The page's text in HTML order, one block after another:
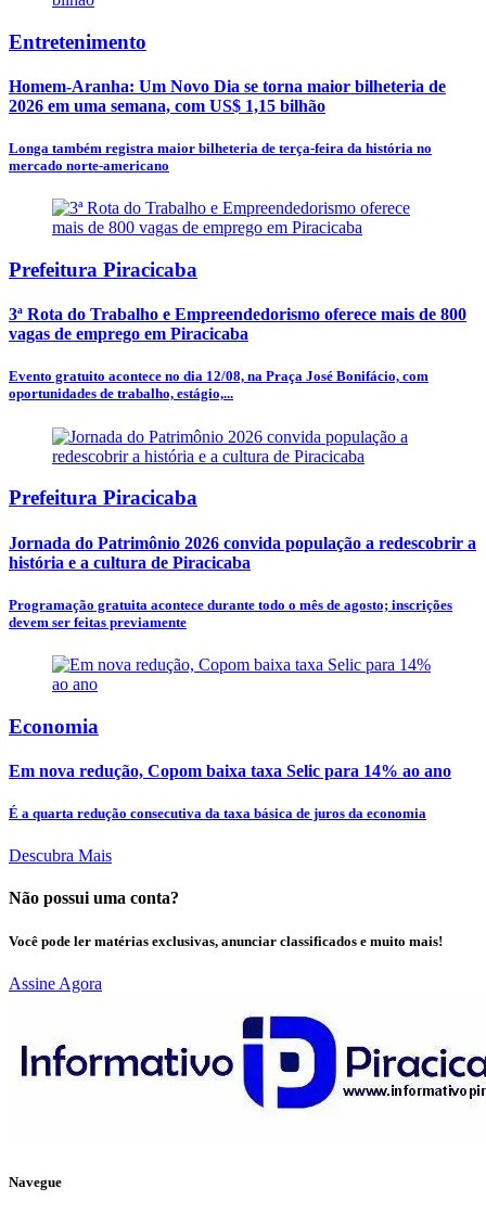
Entretenimento
Homem-Aranha: Um Novo Dia se torna maior bilheteria de
2026 em uma semana, com US$ 1,15 bilhão
Longa também registra maior bilheteria de terça-feira da história no
mercado norte-americano
Prefeitura Piracicaba
3ª Rota do Trabalho e Empreendedorismo oferece mais de 800
vagas de emprego em Piracicaba
Evento gratuito acontece no dia 12/08, na Praça José Bonifácio, com
oportunidades de trabalho, estágio,...
Prefeitura Piracicaba
Jornada do Patrimônio 2026 convida população a redescobrir a
história e a cultura de Piracicaba
Programação gratuita acontece durante todo o mês de agosto; inscrições
devem ser feitas previamente
Economia
Em nova redução, Copom baixa taxa Selic para 14% ao ano
É a quarta redução consecutiva da taxa básica de juros da economia
Descubra Mais
Não possui uma conta?
Você pode ler matérias exclusivas, anunciar classificados e muito mais!
Assine Agora
Navegue